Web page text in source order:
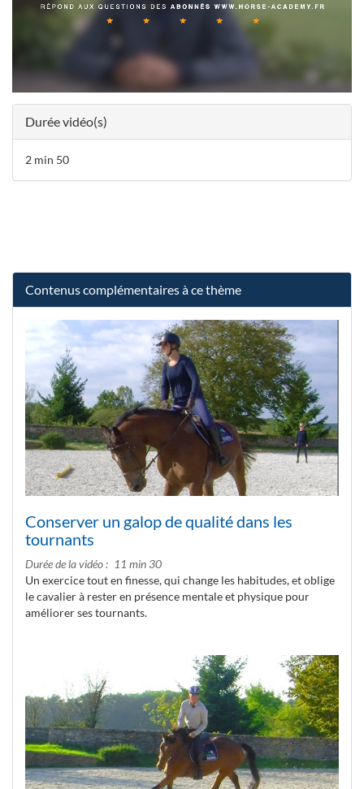
Durée vidéo(s)
2 min 50
Contenus complémentaires à ce thème
Conserver un galop de qualité dans les
tournants
Durée de la vidéo
11 min 30
Un exercice tout en finesse, qui change les habitudes, et oblige
le cavalier à rester en présence mentale et physique pour
améliorer ses tournants.